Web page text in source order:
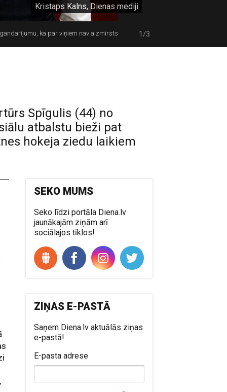
Kristaps Kalns, Dienas mediji
ka par viņiem nav aizmirsts 1/3
Spīgulis (44) no
atbalstu bieži pat
hokeja ziedu laikiem
SEKO MUMS
Seko līdzi portāla Diena.lv
jaunākajām ziņām arī
sociālajos tīklos!
ZIŅAS E-PASTĀ
Saņem Diena.lv aktuālās ziņas
e-pastā!
E-pasta adrese